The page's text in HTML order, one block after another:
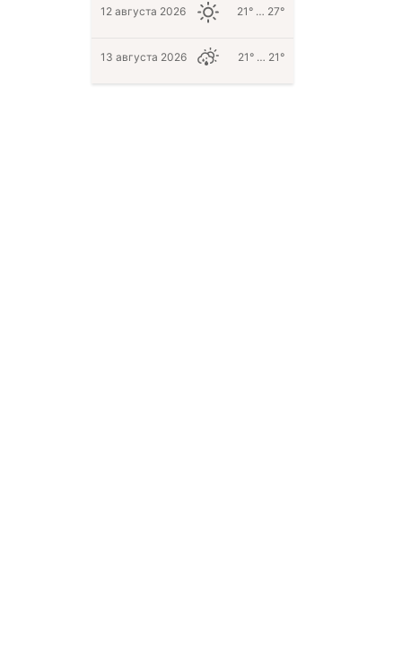
12 августа 2026 21° … 27°
13 августа 2026 21° … 21°